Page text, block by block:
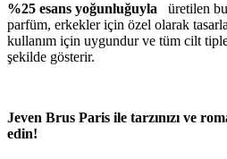
%25 esans yoğunluğuyla
üretilen bu
parfüm, erkekler için özel olarak
kullanım için uygundur ve tüm cilt
şekilde gösterir.
Jeven Brus Paris ile tarzınızı ve
edin!